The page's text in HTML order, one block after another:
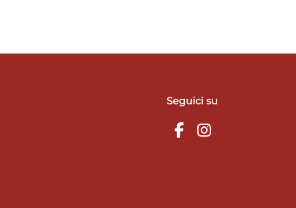
Seguici su